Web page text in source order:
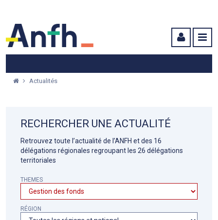
Actualités
RECHERCHER UNE ACTUALITÉ
Retrouvez toute l’actualité de l’ANFH et des 16
délégations régionales regroupant les 26 délégations
territoriales
THEMES
RÉGION